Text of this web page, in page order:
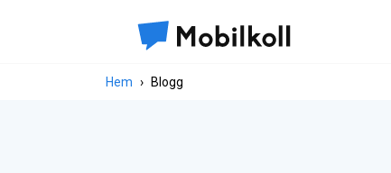
Hem Blogg